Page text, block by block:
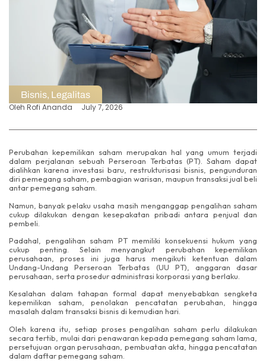
Bisnis, Legalitas
Oleh Rofi Ananda July 7, 2026
Perubahan kepemilikan saham merupakan hal yang umum terjadi
dalam perjalanan sebuah Perseroan Terbatas (PT). Saham dapat
dialihkan karena investasi baru, restrukturisasi bisnis, pengunduran
diri pemegang saham, pembagian warisan, maupun transaksi jual beli
antar pemegang saham.
Namun, banyak pelaku usaha masih menganggap pengalihan saham
cukup dilakukan dengan kesepakatan pribadi antara penjual dan
pembeli.
Padahal, pengalihan saham PT memiliki konsekuensi hukum yang
cukup penting. Selain menyangkut perubahan kepemilikan
perusahaan, proses ini juga harus mengikuti ketentuan dalam
Undang-Undang Perseroan Terbatas (UU PT), anggaran dasar
perusahaan, serta prosedur administrasi korporasi yang berlaku.
Kesalahan dalam tahapan formal dapat menyebabkan sengketa
kepemilikan saham, penolakan pencatatan perubahan, hingga
masalah dalam transaksi bisnis di kemudian hari.
Oleh karena itu, setiap proses pengalihan saham perlu dilakukan
secara tertib, mulai dari penawaran kepada pemegang saham lama,
persetujuan organ perusahaan, pembuatan akta, hingga pencatatan
dalam daftar pemegang saham.